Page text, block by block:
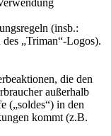
(insb.:
„Triman“-Logos).
die den
außerhalb
(„soldes“) in den
kommt (z.B.